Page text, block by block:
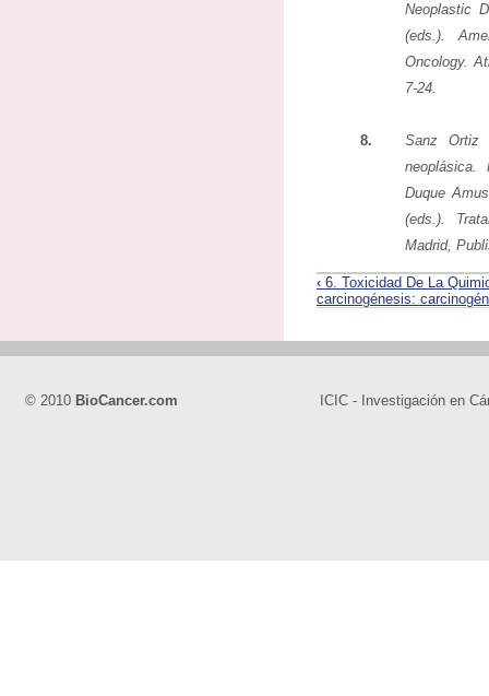
Neoplastic
(eds.).
Oncology.
7-24.
8.
Sanz Ortiz
neoplásica.
Duque
(eds.).
Madrid,
‹ 6. Toxicidad De La
carcinogénesis:
© 2010 BioCancer.com ICIC - Investigación en